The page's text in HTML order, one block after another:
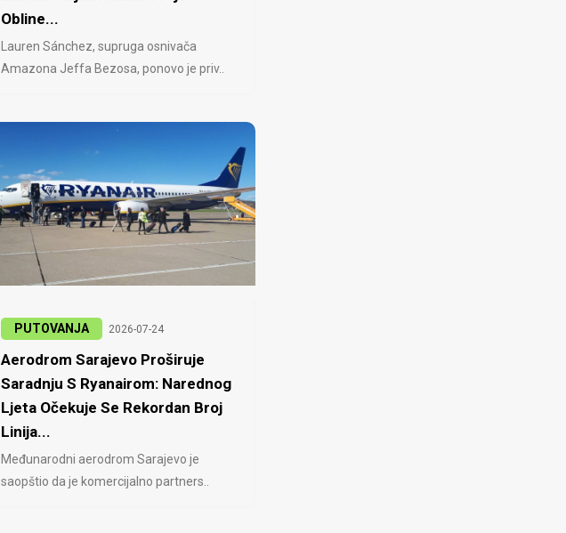
Obline...
Lauren Sánchez, supruga osnivača
Amazona Jeffa Bezosa, ponovo je priv..
PUTOVANJA 2026-07-24
Aerodrom Sarajevo Proširuje
Saradnju S Ryanairom: Narednog
Ljeta Očekuje Se Rekordan Broj
Linija...
Međunarodni aerodrom Sarajevo je
saopštio da je komercijalno partners..